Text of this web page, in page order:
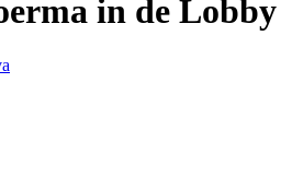
in de Lobby